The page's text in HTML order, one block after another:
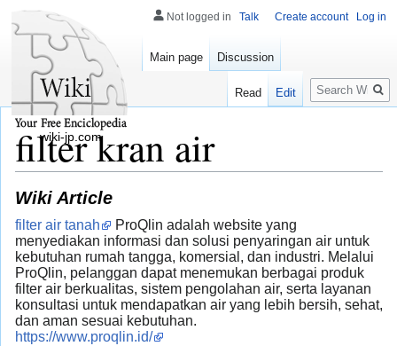
filter kran air
Wiki Article
filter air tanah
ProQlin adalah website yang
menyediakan informasi dan solusi penyaringan air untuk
kebutuhan rumah tangga, komersial, dan industri. Melalui
ProQlin, pelanggan dapat menemukan berbagai produk
filter air berkualitas, sistem pengolahan air, serta layanan
konsultasi untuk mendapatkan air yang lebih bersih, sehat,
dan aman sesuai kebutuhan.
https://www.proqlin.id/
Not logged in Talk Create account Log in
Main page Discussion
Read Edit
Search
wiki-jp.com